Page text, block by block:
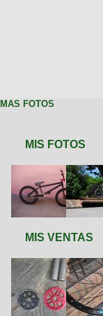
MAS FOTOS
MIS FOTOS
MIS VENTAS